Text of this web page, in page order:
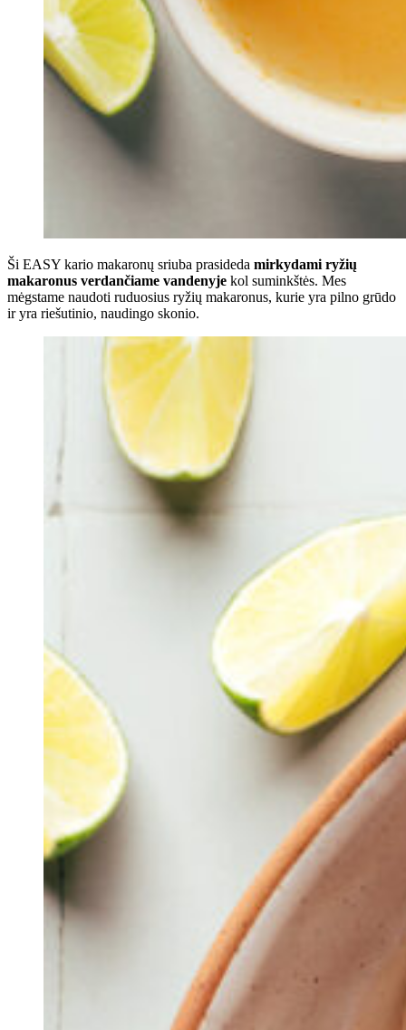
Ši EASY kario makaronų sriuba prasideda mirkydami ryžių
makaronus verdančiame vandenyje kol suminkštės. Mes
mėgstame naudoti ruduosius ryžių makaronus, kurie yra pilno grūdo
ir yra riešutinio, naudingo skonio.